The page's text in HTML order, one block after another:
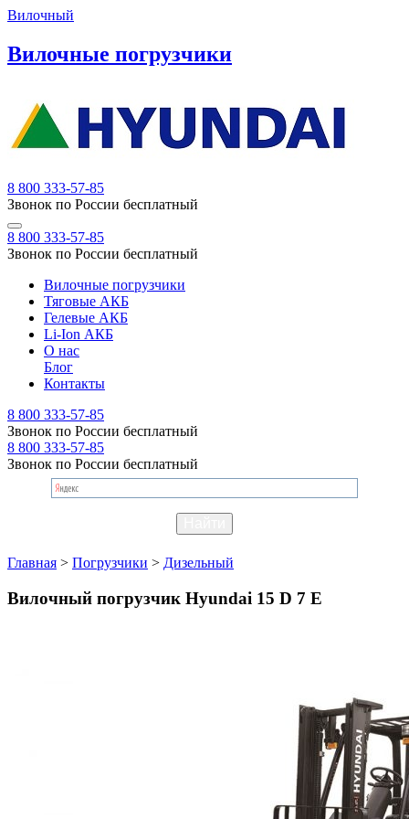
Вилочный
Вилочные погрузчики
8 800 333-57-85
Звонок по России бесплатный
8 800 333-57-85
Звонок по России бесплатный
Вилочные погрузчики
Тяговые АКБ
Гелевые АКБ
Li-Ion АКБ
О нас
Блог
Контакты
8 800 333-57-85
Звонок по России бесплатный
8 800 333-57-85
Звонок по России бесплатный
Главная > Погрузчики > Дизельный
Вилочный погрузчик Hyundai 15 D 7 E